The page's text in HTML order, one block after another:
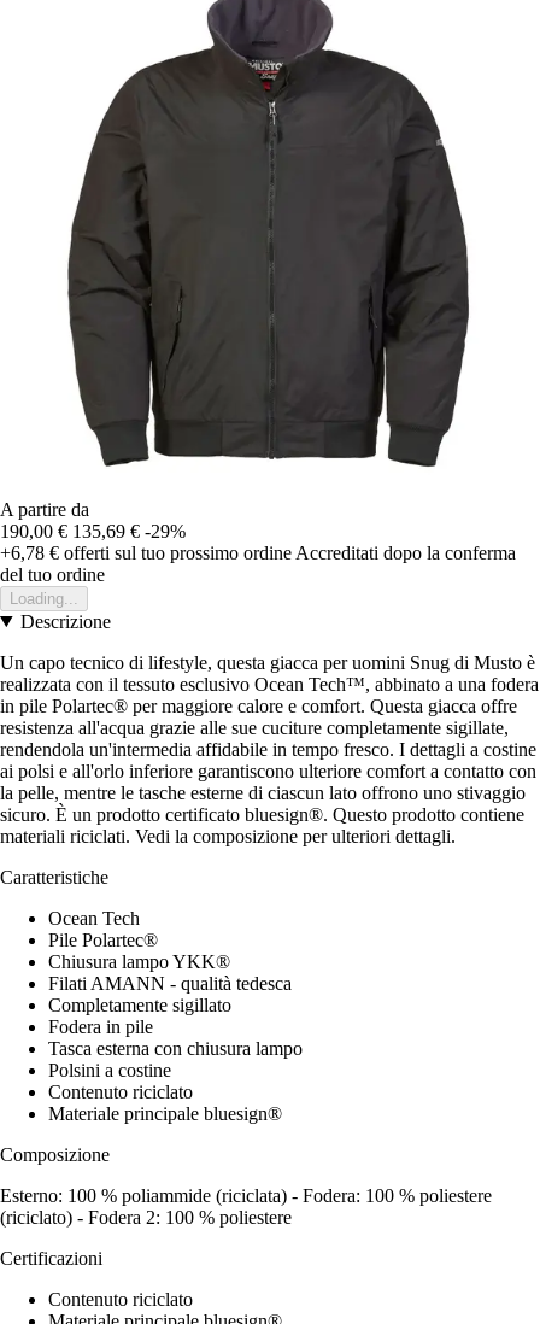
A partire da
190,00 € 135,69 € -29%
+6,78 € offerti sul tuo prossimo ordine Accreditati dopo la conferma
del tuo ordine
Loading...
Descrizione
Un capo tecnico di lifestyle, questa giacca per uomini Snug di Musto è
realizzata con il tessuto esclusivo Ocean Tech™, abbinato a una fodera
in pile Polartec® per maggiore calore e comfort. Questa giacca offre
resistenza all'acqua grazie alle sue cuciture completamente sigillate,
rendendola un'intermedia affidabile in tempo fresco. I dettagli a costine
ai polsi e all'orlo inferiore garantiscono ulteriore comfort a contatto con
la pelle, mentre le tasche esterne di ciascun lato offrono uno stivaggio
sicuro. È un prodotto certificato bluesign®. Questo prodotto contiene
materiali riciclati. Vedi la composizione per ulteriori dettagli.
Caratteristiche
Ocean Tech
Pile Polartec®
Chiusura lampo YKK®
Filati AMANN - qualità tedesca
Completamente sigillato
Fodera in pile
Tasca esterna con chiusura lampo
Polsini a costine
Contenuto riciclato
Materiale principale bluesign®
Composizione
Esterno: 100 % poliammide (riciclata) - Fodera: 100 % poliestere
(riciclato) - Fodera 2: 100 % poliestere
Certificazioni
Contenuto riciclato